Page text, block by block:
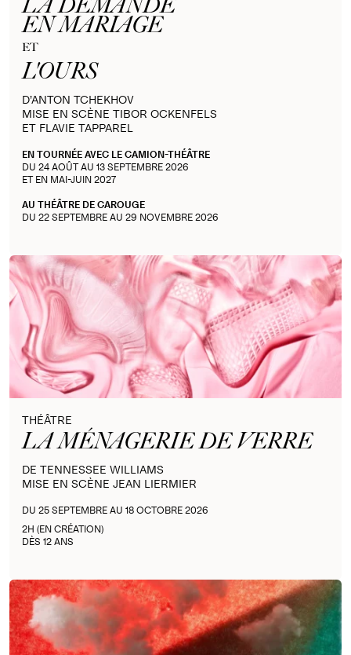
EN MARIAGE
ET
L'OURS
D’ANTON TCHEKHOV
MISE EN SCÈNE TIBOR OCKENFELS
ET FLAVIE TAPPAREL
EN TOURNÉE AVEC LE CAMION-THÉÂTRE
DU 24 AOÛT AU 13 SEPTEMBRE 2026
ET EN MAI-JUIN 2027
AU THÉÂTRE DE CAROUGE
DU 22 SEPTEMBRE AU 29 NOVEMBRE 2026
THÉÂTRE
LA MÉNAGERIE DE VERRE
DE TENNESSEE WILLIAMS
MISE EN SCÈNE JEAN LIERMIER
DU 25 SEPTEMBRE AU 18 OCTOBRE 2026
2H (EN CRÉATION)
DÈS 12 ANS